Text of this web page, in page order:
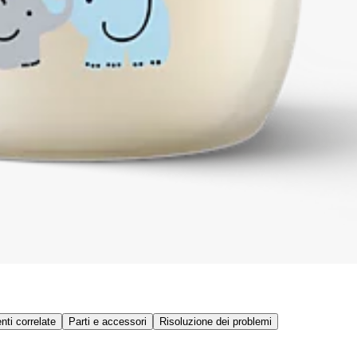
correlate Parti e accessori Risoluzione dei problemi